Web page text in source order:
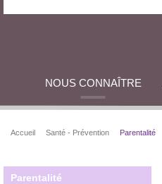
NOUS CONNAÎTRE
Accueil Santé - Prévention Parentalité
Parentalité